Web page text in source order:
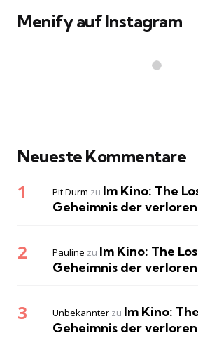
Menify auf Instagram
Neueste Kommentare
Pit Durm zu Im Kino: The
Geheimnis der
Pauline zu Im Kino: The
Geheimnis der
Unbekannter zu Im Kino:
Geheimnis der